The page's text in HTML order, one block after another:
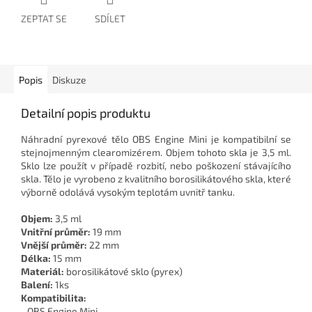
ZEPTAT SE SDÍLET
Popis Diskuze
Detailní popis produktu
Náhradní pyrexové tělo OBS Engine Mini je kompatibilní se
stejnojmenným clearomizérem. Objem tohoto skla je 3,5 ml.
Sklo lze použít v případě rozbití, nebo poškození stávajícího
skla. Tělo je vyrobeno z kvalitního borosilikátového skla, které
výborně odolává vysokým teplotám uvnitř tanku.
Objem: 3,5 ml
Vnitřní průměr: 19 mm
Vnější průměr: 22 mm
Délka: 15 mm
Materiál: borosilikátové sklo (pyrex)
Balení: 1ks
Kompatibilita: